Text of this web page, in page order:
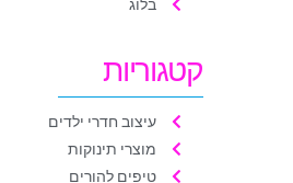
בלוג
קטגוריות
עיצוב חדרי ילדים
מוצרי תינוקות
טיפים להורים